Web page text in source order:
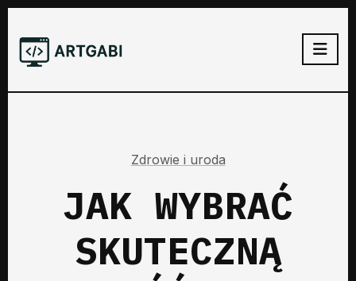
Zdrowie i uroda
JAK WYBRAĆ
SKUTECZNĄ